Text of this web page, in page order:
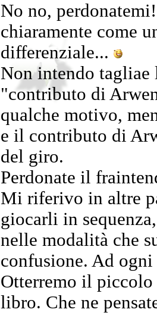
No no,
chiaramente come
differenziale...
Non intendo tagliae
"contributo di
qualche motivo,
e il contributo di
del giro.
Perdonate il
Mi riferivo in altre
giocarli in
nelle modalità che
confusione. Ad ogni
Otterremo il
libro. Che ne